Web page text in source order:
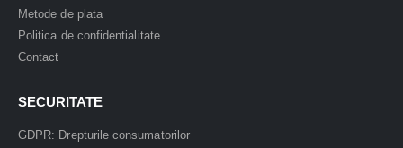
Metode de plata
Politica de confidentialitate
Contact
SECURITATE
GDPR: Drepturile consumatorilor